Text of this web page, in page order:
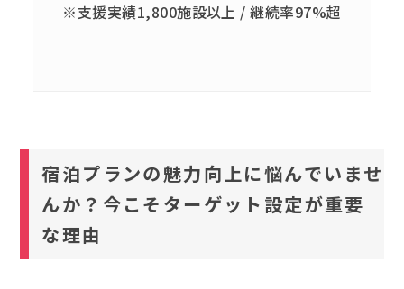
※支援実績1,800施設以上 / 継続率97%超
宿泊プランの魅力向上に悩んでいませ
んか？今こそターゲット設定が重要
な理由